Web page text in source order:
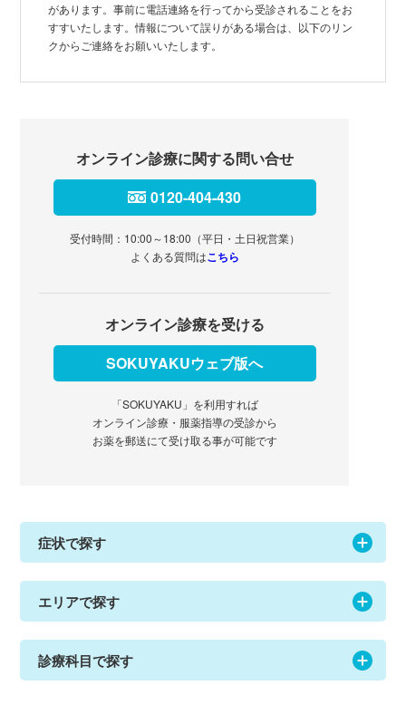
があります。事前に電話連絡を行ってから受診されることをお
すすいたします。情報について誤りがある場合は、以下のリン
クからご連絡をお願いいたします。
オンライン診療に関する問い合せ
0120-404-430
受付時間：10:00～18:00（平日・土日祝営業）
よくある質問はこちら
オンライン診療を受ける
SOKUYAKUウェブ版へ
「SOKUYAKU」を利用すれば
オンライン診療・服薬指導の受診から
お薬を郵送にて受け取る事が可能です
症状で探す
エリアで探す
診療科目で探す